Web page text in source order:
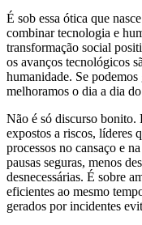
É sob essa ótica que
combinar tecnologia e
transformação social
os avanços tecnológicos
humanidade. Se
melhoramos o dia a dia
Não é só discurso bonito.
expostos a riscos, líderes
processos no cansaço e
pausas seguras, menos
desnecessárias. É sobre
eficientes ao mesmo
gerados por incidentes